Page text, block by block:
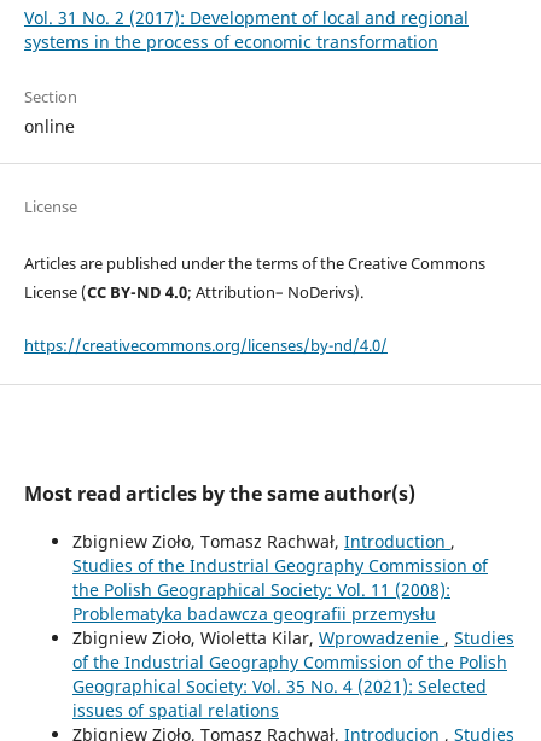
Vol. 31 No. 2 (2017): Development of local and regional
systems in the process of economic transformation
Section
online
License
Articles are published under the terms of the Creative Commons
License (CC BY-ND 4.0; Attribution– NoDerivs).
https://creativecommons.org/licenses/by-nd/4.0/
Most read articles by the same author(s)
Zbigniew Zioło, Tomasz Rachwał, Introduction ,
Studies of the Industrial Geography Commission of
the Polish Geographical Society: Vol. 11 (2008):
Problematyka badawcza geografii przemysłu
Zbigniew Zioło, Wioletta Kilar, Wprowadzenie , Studies
of the Industrial Geography Commission of the Polish
Geographical Society: Vol. 35 No. 4 (2021): Selected
issues of spatial relations
Zbigniew Zioło, Tomasz Rachwał, Introducion , Studies